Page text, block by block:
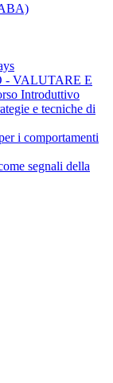
- VALUTARE E
Introduttivo
e tecniche di
i comportamenti
segnali della